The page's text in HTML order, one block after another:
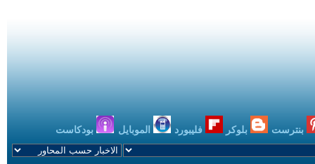
بنترست بلوكر فليبورد الموبايل بودكاست